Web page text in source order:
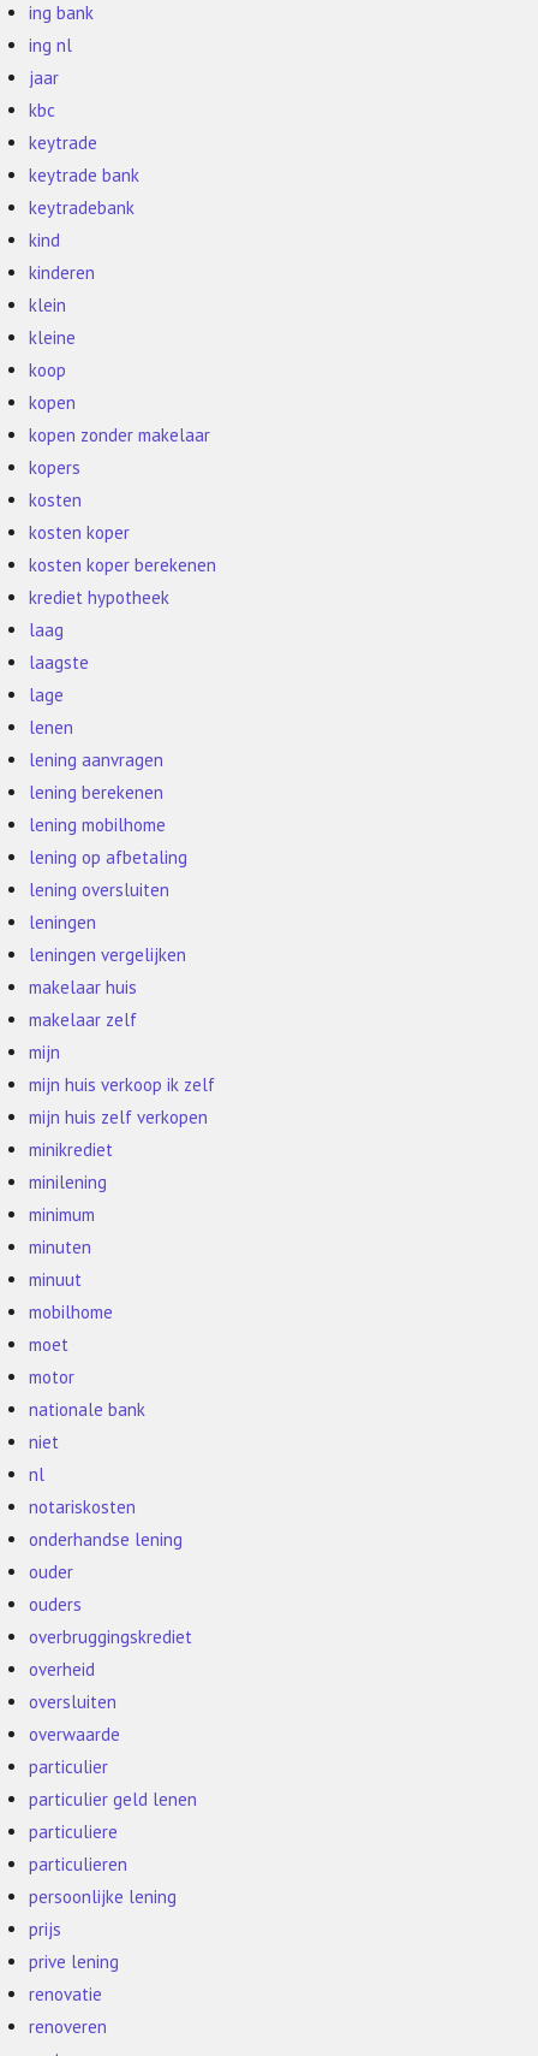
ing bank
ing nl
jaar
kbc
keytrade
keytrade bank
keytradebank
kind
kinderen
klein
kleine
koop
kopen
kopen zonder makelaar
kopers
kosten
kosten koper
kosten koper berekenen
krediet hypotheek
laag
laagste
lage
lenen
lening aanvragen
lening berekenen
lening mobilhome
lening op afbetaling
lening oversluiten
leningen
leningen vergelijken
makelaar huis
makelaar zelf
mijn
mijn huis verkoop ik zelf
mijn huis zelf verkopen
minikrediet
minilening
minimum
minuten
minuut
mobilhome
moet
motor
nationale bank
niet
nl
notariskosten
onderhandse lening
ouder
ouders
overbruggingskrediet
overheid
oversluiten
overwaarde
particulier
particulier geld lenen
particuliere
particulieren
persoonlijke lening
prijs
prive lening
renovatie
renoveren